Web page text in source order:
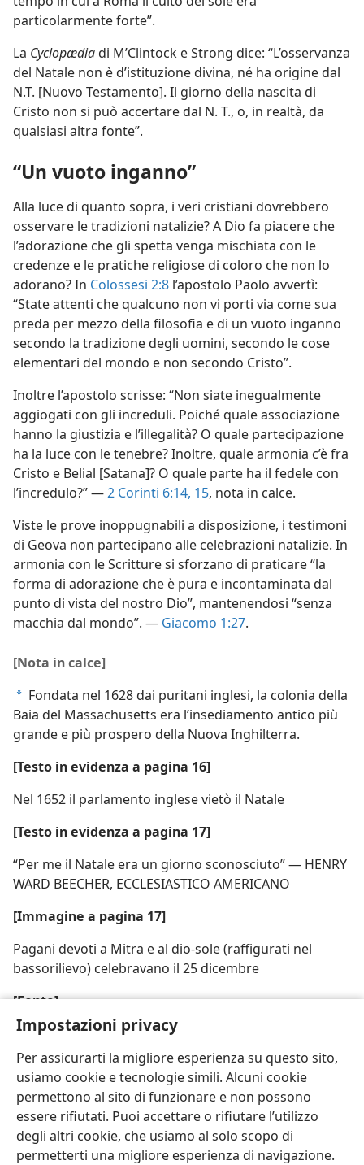
Impostazioni privacy
Per assicurarti la migliore esperienza su questo sito,
usiamo cookie e tecnologie simili. Alcuni cookie
permettono al sito di funzionare e non possono
essere rifiutati. Puoi accettare o rifiutare l’utilizzo
degli altri cookie, che usiamo al solo scopo di
permetterti una migliore esperienza di navigazione.
particolarmente forte”.
La Cyclopædiadi M’Clintock e Strong dice: “L’osservanza
del Natale non è d’istituzione divina, né ha origine dal
N.T. [Nuovo Testamento]. Il giorno della nascita di
Cristo non si può accertare dal N. T., o, in realtà, da
qualsiasi altra fonte”.
“Un vuoto inganno”
Alla luce di quanto sopra, i veri cristiani dovrebbero
osservare le tradizioni natalizie? A Dio fa piacere che
l’adorazione che gli spetta venga mischiata con le
credenze e le pratiche religiose di coloro che non lo
adorano? In Colossesi 2:8 l’apostolo Paolo avvertì:
“State attenti che qualcuno non vi porti via come sua
preda per mezzo della filosofia e di un vuoto inganno
secondo la tradizione degli uomini, secondo le cose
elementari del mondo e non secondo Cristo”.
Inoltre l’apostolo scrisse: “Non siate inegualmente
aggiogati con gli increduli. Poiché quale associazione
hanno la giustizia e l’illegalità? O quale partecipazione
ha la luce con le tenebre? Inoltre, quale armonia c’è fra
Cristo e Belial [Satana]? O quale parte ha il fedele con
l’incredulo?” —2 Corinti 6:14, 15, nota in calce.
Viste le prove inoppugnabili a disposizione, i testimoni
di Geova non partecipano alle celebrazioni natalizie. In
armonia con le Scritture si sforzano di praticare “la
forma di adorazione che è pura e incontaminata dal
punto di vista del nostro Dio”, mantenendosi “senza
macchia dal mondo”. — Giacomo 1:27.
[Nota in calce]
a Fondata nel 1628 dai puritani inglesi, la colonia della
Baia del Massachusetts era l’insediamento antico più
grande e più prospero della Nuova Inghilterra.
[Testo in evidenza a pagina 16]
Nel 1652 il parlamento inglese vietò il Natale
[Testo in evidenza a pagina 17]
“Per me il Natale era un giorno sconosciuto” — HENRY
WARD BEECHER, ECCLESIASTICO AMERICANO
[Immagine a pagina 17]
Pagani devoti a Mitra e al dio-sole (raffigurati nel
bassorilievo) celebravano il 25 dicembre
[Fonte]
Museo del Louvre, Parigi